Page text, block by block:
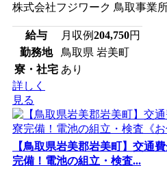
株式会社フジワーク 鳥取事業
給与 月収例204,750円
勤務地
鳥取県 岩美町
寮・社宅 あり
詳しく
見る
【鳥取県岩美郡岩美町】交通
完備！電池の組立・検査...